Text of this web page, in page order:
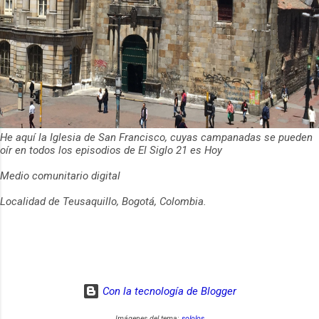
He aquí la Iglesia de San Francisco, cuyas campanadas se pueden
oír en todos los episodios de El Siglo 21 es Hoy
Medio comunitario digital
Localidad de Teusaquillo, Bogotá, Colombia.
Con la tecnología de Blogger